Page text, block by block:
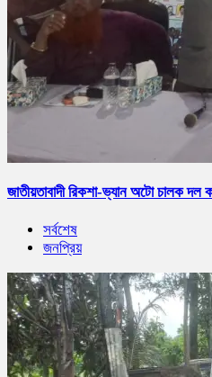
জাতীয়তাবাদী রিকশা-ভ্যান অটো চালক দল
সর্বশেষ
জনপ্রিয়